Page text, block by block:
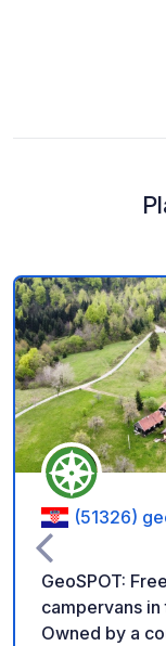
(51326)
GeoSPOT:
campervans
Owned by a